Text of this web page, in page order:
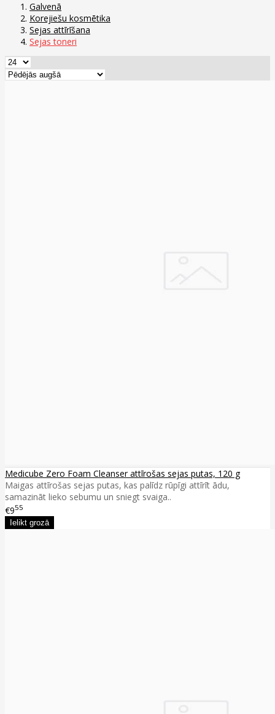
Galvenā
Korejiešu kosmētika
Sejas attīrīšana
Sejas toneri
Medicube Zero Foam Cleanser attīrošas sejas putas, 120 g
Maigas attīrošas sejas putas, kas palīdz rūpīgi attīrīt ādu,
samazināt lieko sebumu un sniegt svaiga..
€955